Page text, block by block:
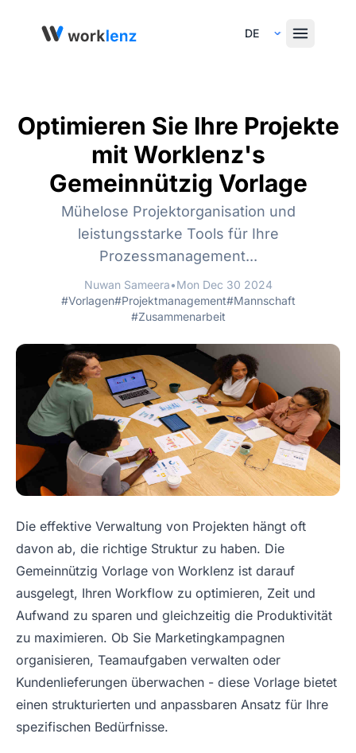
Select Language
Optimieren Sie Ihre Projekte
mit Worklenz's
Gemeinnützig Vorlage
Mühelose Projektorganisation und
leistungsstarke Tools für Ihre
Prozessmanagement...
Nuwan Sameera•Mon Dec 30 2024
#Vorlagen#Projektmanagement#Mannschaft
#Zusammenarbeit
Die effektive Verwaltung von Projekten hängt oft
davon ab, die richtige Struktur zu haben. Die
Gemeinnützig Vorlage von Worklenz ist darauf
ausgelegt, Ihren Workflow zu optimieren, Zeit und
Aufwand zu sparen und gleichzeitig die Produktivität
zu maximieren. Ob Sie Marketingkampagnen
organisieren, Teamaufgaben verwalten oder
Kundenlieferungen überwachen - diese Vorlage bietet
einen strukturierten und anpassbaren Ansatz für Ihre
spezifischen Bedürfnisse.